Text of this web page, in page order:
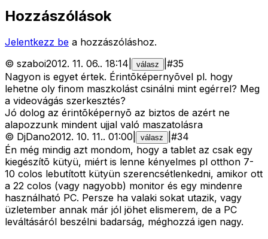
Hozzászólások
Jelentkezz be a hozzászóláshoz.
© szaboi2012. 11. 06.. 18:14 válasz #35
Nagyon is egyet értek. Érintõképernyõvel pl. hogy
lehetne oly finom maszkolást csinálni mint egérrel? Meg
a videovágás szerkesztés?
Jó dolog az érintõképernyõ az biztos de azért ne
alapozzunk mindent ujjal való maszatolásra
© DjDano2012. 10. 11.. 01:00 válasz #34
Én még mindig azt mondom, hogy a tablet az csak egy
kiegészítõ kütyü, miért is lenne kényelmes pl otthon 7-
10 colos lebutított kütyün szerencsétlenkedni, amikor ott
a 22 colos (vagy nagyobb) monitor és egy mindenre
használható PC. Persze ha valaki sokat utazik, vagy
üzletember annak már jól jöhet elismerem, de a PC
leváltásáról beszélni badarság, méghozzá igen nagy.